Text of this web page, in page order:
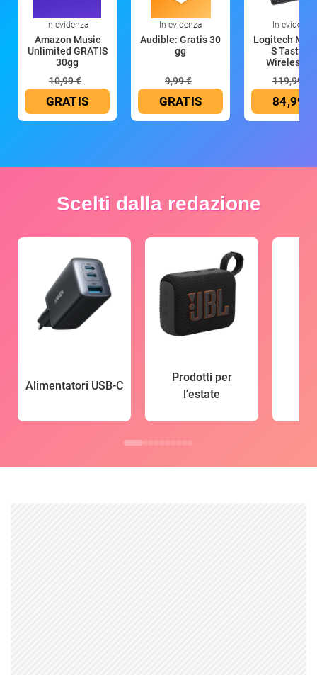
In evidenza
Amazon Music
Unlimited GRATIS
30gg
10,99 €
GRATIS
In evidenza
Audible: Gratis 30
gg
9,99 €
GRATIS
In evidenza
Logitech MX
S Tastiera
Wireless
119,99 €
84,99 €
Scelti dalla redazione
Alimentatori USB-C
Prodotti per
l'estate